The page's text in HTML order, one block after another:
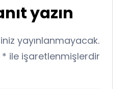
yazın
yayınlanmayacak.
* ile işaretlenmişlerdir